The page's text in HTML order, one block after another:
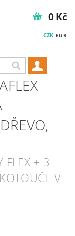
CZK EUR
0 Kč
FLEX + 3
V